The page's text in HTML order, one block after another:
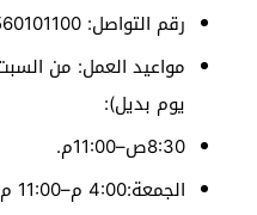
رقم التواصل: 0560101100.
مواعيد العمل: من
يوم بديل):
8:30ص–11:00م.
الجمعة:4:00 م–11:00 م.